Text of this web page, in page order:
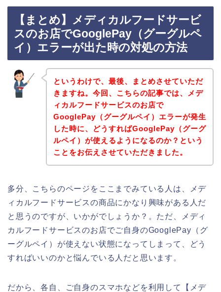
【まとめ】メディカルフードサービ
スのお店でGooglePay（グーグルペ
イ）エラーが出た時の対処の方法
というわけで、最後、まとめさせていただ
きますね。今回、こちらの記事では、メデ
ィカルフードサービスのお店で
GooglePay（グーグルペイ）エラーが発生
した時に、どうすればGooglePay（グーグ
ルペイ）が使えるようになるのか？という
ことをお伝えさせていただきました。
多分、こちらのページをここまでみている人は、メデ
ィカルフードサービスの商品にかなり興味がある人だ
と思うのですが、いかがでしょうか？。ただ、メディ
カルフードサービスのお店でご自身のGooglePay（グ
ーグルペイ）が使えない状態になってしまって、どう
すればいいのかと悩んでいる人だと思います。
だから、各自、ご自身のスマホなどを利用して【メデ